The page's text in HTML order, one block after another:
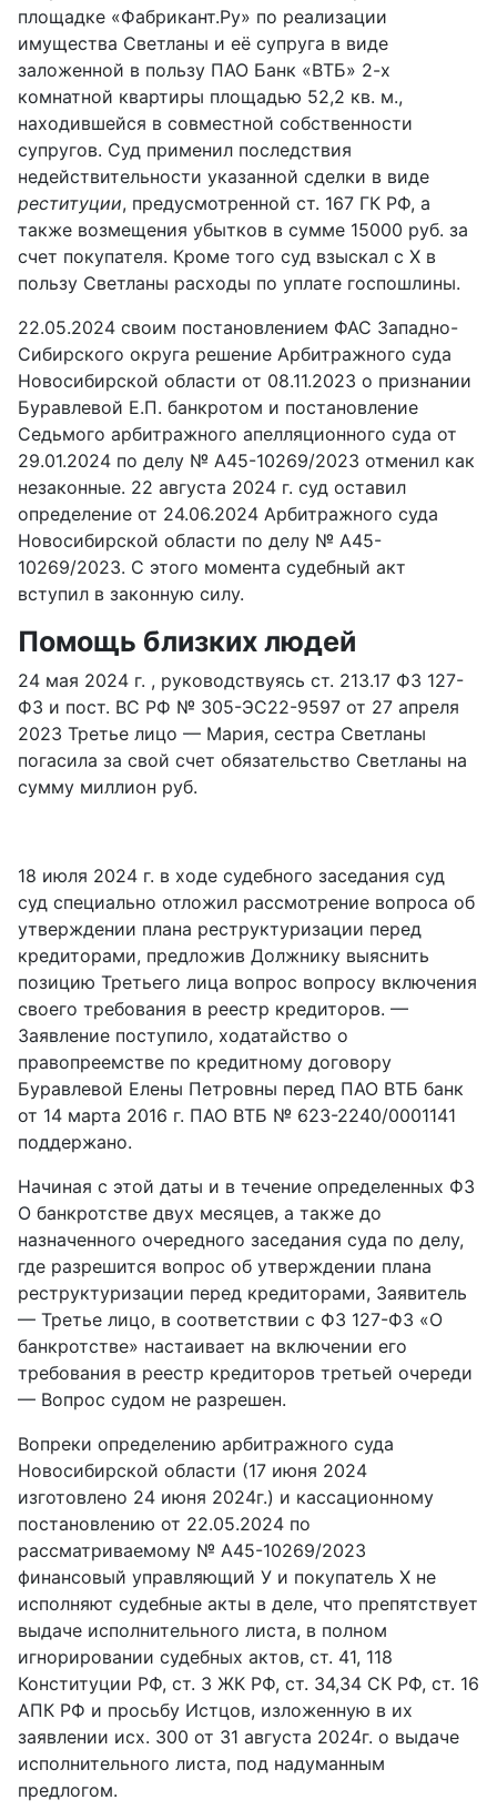
площадке «Фабрикант.Ру» по реализации
имущества Светланы и её супруга в виде
заложенной в пользу ПАО Банк «ВТБ» 2-х
комнатной квартиры площадью 52,2 кв. м.,
находившейся в совместной собственности
супругов. Суд применил последствия
недействительности указанной сделки в виде
реституции, предусмотренной ст. 167 ГК РФ, а
также возмещения убытков в сумме 15000 руб. за
счет покупателя. Кроме того суд взыскал с Х в
пользу Светланы расходы по уплате госпошлины.
22.05.2024 своим постановлением ФАС Западно-
Сибирского округа решение Арбитражного суда
Новосибирской области от 08.11.2023 о признании
Буравлевой Е.П. банкротом и постановление
Седьмого арбитражного апелляционного суда от
29.01.2024 по делу № А45-10269/2023 отменил как
незаконные. 22 августа 2024 г. суд оставил
определение от 24.06.2024 Арбитражного суда
Новосибирской области по делу № А45-
10269/2023. С этого момента судебный акт
вступил в законную силу.
Помощь близких людей
24 мая 2024 г. , руководствуясь ст. 213.17 ФЗ 127-
ФЗ и пост. ВС РФ № 305-ЭС22-9597 от 27 апреля
2023 Третье лицо — Мария, сестра Светланы
погасила за свой счет обязательство Светланы на
сумму миллион руб.
18 июля 2024 г. в ходе судебного заседания суд
суд специально отложил рассмотрение вопроса об
утверждении плана реструктуризации перед
кредиторами, предложив Должнику выяснить
позицию Третьего лица вопрос вопросу включения
своего требования в реестр кредиторов. —
Заявление поступило, ходатайство о
правопреемстве по кредитному договору
Буравлевой Елены Петровны перед ПАО ВТБ банк
от 14 марта 2016 г. ПАО ВТБ № 623-2240/0001141
поддержано.
Начиная с этой даты и в течение определенных ФЗ
О банкротстве двух месяцев, а также до
назначенного очередного заседания суда по делу,
где разрешится вопрос об утверждении плана
реструктуризации перед кредиторами, Заявитель
— Третье лицо, в соответствии с ФЗ 127-ФЗ «О
банкротстве» настаивает на включении его
требования в реестр кредиторов третьей очереди
— Вопрос судом не разрешен.
Вопреки определению арбитражного суда
Новосибирской области (17 июня 2024
изготовлено 24 июня 2024г.) и кассационному
постановлению от 22.05.2024 по
рассматриваемому № А45-10269/2023
финансовый управляющий У и покупатель Х не
исполняют судебные акты в деле, что препятствует
выдаче исполнительного листа, в полном
игнорировании судебных актов, ст. 41, 118
Конституции РФ, ст. 3 ЖК РФ, ст. 34,34 СК РФ, ст. 16
АПК РФ и просьбу Истцов, изложенную в их
заявлении исх. 300 от 31 августа 2024г. о выдаче
исполнительного листа, под надуманным
предлогом.